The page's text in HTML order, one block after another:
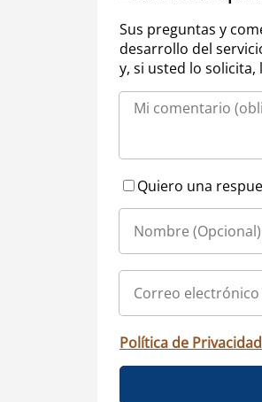
Sus preguntas y
desarrollo del
y, si usted lo
Quiero una
Política de Privacidad